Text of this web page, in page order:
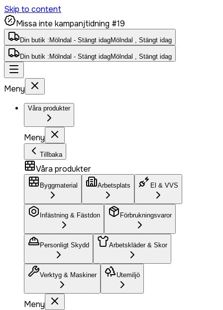
Skip to content
Missa inte kampanjtidning #19
Din butik : Mölndal - Stängt idagMölndal , Stängt idag
Din butik : Mölndal - Stängt idagMölndal , Stängt idag
Meny
Våra produkter
Meny
Tillbaka
Våra produkter
Byggmaterial Arbetsplats El & VVS
Infästning & Fästdon Förbrukningsvaror
Personligt Skydd Arbetskläder & Skor
Verktyg & Maskiner Utemiljö
Meny